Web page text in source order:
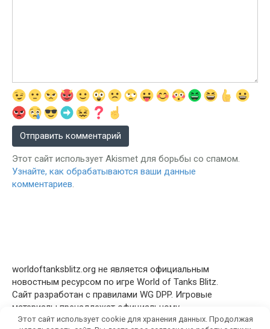
Этот сайт использует Akismet для борьбы со спамом.
Узнайте, как обрабатываются ваши данные
комментариев.
worldoftanksblitz.org не является официальным
новостным ресурсом по игре World of Tanks Blitz.
Сайт разработан с правилами WG DPP. Игровые
материалы пренадлежат официальному
правообладателю © Wargaming.net
Этот сайт использует cookie для хранения данных. Продолжая